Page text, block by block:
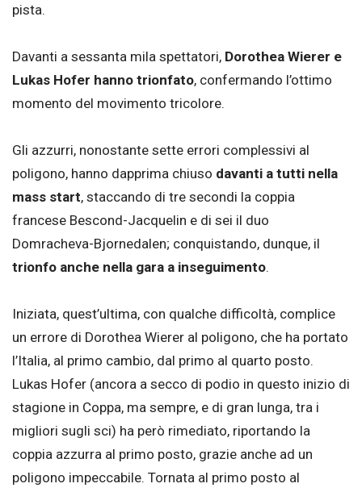
pista.
Davanti a sessanta mila spettatori, Dorothea Wierer e
Lukas Hofer hanno trionfato, confermando l’ottimo
momento del movimento tricolore.
Gli azzurri, nonostante sette errori complessivi al
poligono, hanno dapprima chiuso davanti a tutti nella
mass start, staccando di tre secondi la coppia
francese Bescond-Jacquelin e di sei il duo
Domracheva-Bjornedalen; conquistando, dunque, il
trionfo anche nella gara a inseguimento.
Iniziata, quest’ultima, con qualche difficoltà, complice
un errore di Dorothea Wierer al poligono, che ha portato
l’Italia, al primo cambio, dal primo al quarto posto.
Lukas Hofer (ancora a secco di podio in questo inizio di
stagione in Coppa, ma sempre, e di gran lunga, tra i
migliori sugli sci) ha però rimediato, riportando la
coppia azzurra al primo posto, grazie anche ad un
poligono impeccabile. Tornata al primo posto al